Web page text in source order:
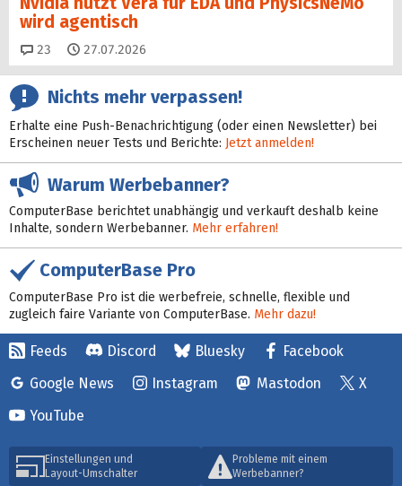
wird agentisch
23 Kommentare
27.07.2026
Nichts mehr verpassen!
Erhalte eine Push-Benachrichtigung (oder einen Newsletter) bei
Erscheinen neuer Tests und Berichte: Jetzt anmelden!
Warum Werbebanner?
ComputerBase berichtet unabhängig und verkauft deshalb keine
Inhalte, sondern Werbebanner. Mehr erfahren!
ComputerBase Pro
ComputerBase Pro ist die werbefreie, schnelle, flexible und
zugleich faire Variante von ComputerBase. Mehr dazu!
Feeds Discord Bluesky
Facebook
Google News
Instagram Mastodon
X
YouTube
Einstellungen und
Layout-Umschalter
Probleme mit einem
Werbebanner?